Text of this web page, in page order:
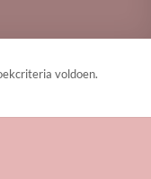
voldoen.